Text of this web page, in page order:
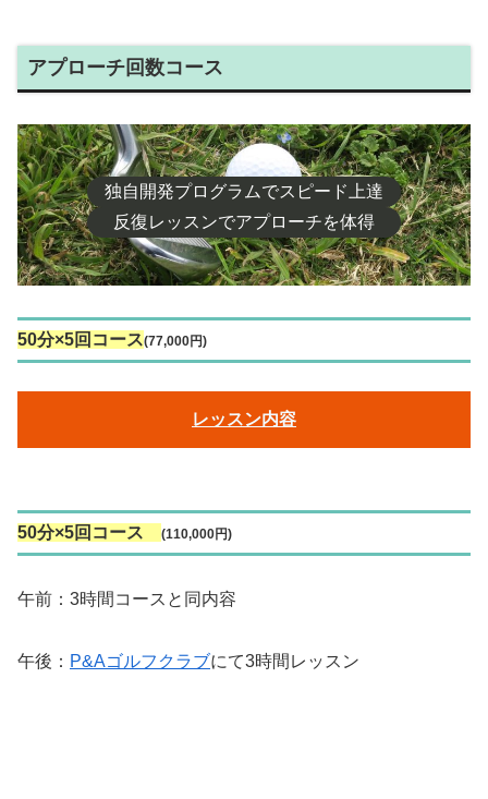
アプローチ回数コース
独自開発プログラムでスピード上達
反復レッスンでアプローチを体得
50分×5回コース(77,000円)
レッスン内容
50分×5回コース (110,000円)
午前：3時間コースと同内容
午後： P&Aゴルフクラブにて3時間レッスン